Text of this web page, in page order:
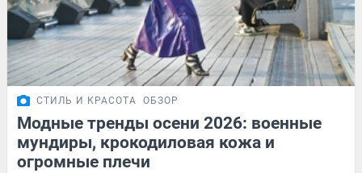
СТИЛЬ И КРАСОТА ОБЗОР
Модные тренды осени 2026: военные
мундиры, крокодиловая кожа и
огромные плечи